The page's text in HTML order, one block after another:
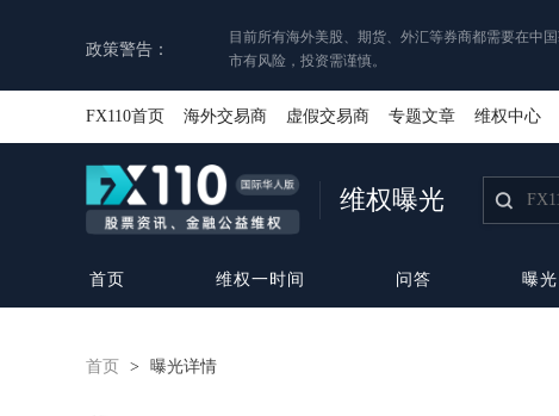
政策警告：
目前所有海外美股、期货、外汇等券商都需要在中
市有风险，投资需谨慎。
FX110首页 海外交易商 虚假交易商 专题文章 维权中心
维权曝光
首页 维权一时间 问答 曝光
首页 > 曝光详情